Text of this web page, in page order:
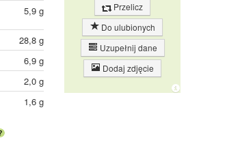
5,9 g
28,8 g
6,9 g
2,0 g
1,6 g
Przelicz
Do ulubionych
Uzupełnij dane
Dodaj zdjęcie